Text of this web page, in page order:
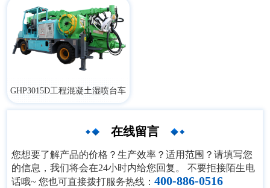
​GHP3015D工程混凝土湿喷台车
在线留言
您想要了解产品的价格？生产效率？适用范围？请填写您
的信息，我们将会在24小时内给您回复。 不要拒接陌生电
话哦~ 您也可直接拨打服务热线：400-886-0516